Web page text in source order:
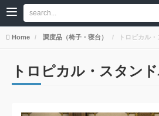
Home 調度品（椅子・寝台） トロピカル
トロピカル・スタン